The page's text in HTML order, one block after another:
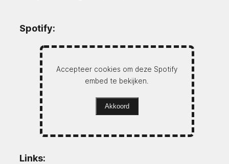
Spotify:
Accepteer cookies om deze Spotify
embed te bekijken.
Akkoord
Links: